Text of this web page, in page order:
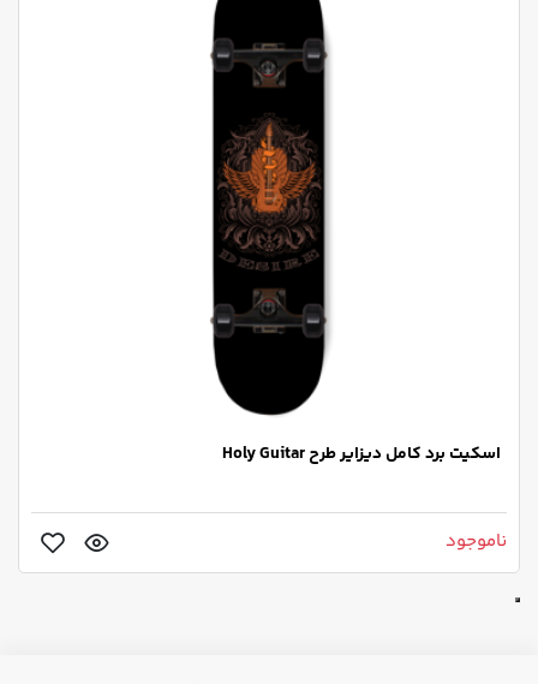
اسکیت برد کامل دیزایر طرح Holy Guitar
ناموجود